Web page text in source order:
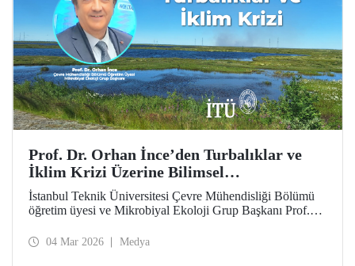
Prof. Dr. Orhan İnce’den Turbalıklar ve
İklim Krizi Üzerine Bilimsel
Değerlendirme
İstanbul Teknik Üniversitesi Çevre Mühendisliği Bölümü
öğretim üyesi ve Mikrobiyal Ekoloji Grup Başkanı Prof.
sürdürülebilirlik odaklı yayımlar yapan platformu “Yeşil
04 Mar 2026 Medya